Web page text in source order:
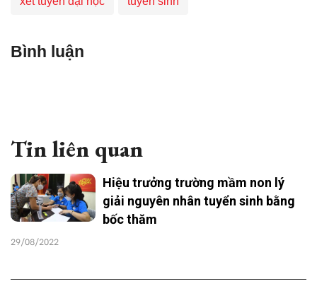
Bình luận
Tin liên quan
Hiệu trưởng trường mầm non lý
giải nguyên nhân tuyển sinh bằng
bốc thăm
29/08/2022